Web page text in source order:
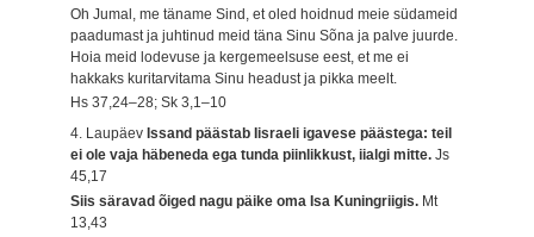
Oh Jumal, me täname Sind, et oled hoidnud meie südameid
paadumast ja juhtinud meid täna Sinu Sõna ja palve juurde.
Hoia meid lodevuse ja kergemeelsuse eest, et me ei
hakkaks kuritarvitama Sinu headust ja pikka meelt.
Hs 37,24–28; Sk 3,1–10
4. Laupäev Issand päästab Iisraeli igavese päästega: teil
ei ole vaja häbeneda ega tunda piinlikkust, iialgi mitte.Js
45,17
Siis säravad õiged nagu päike oma Isa Kuningriigis. Mt
13,43